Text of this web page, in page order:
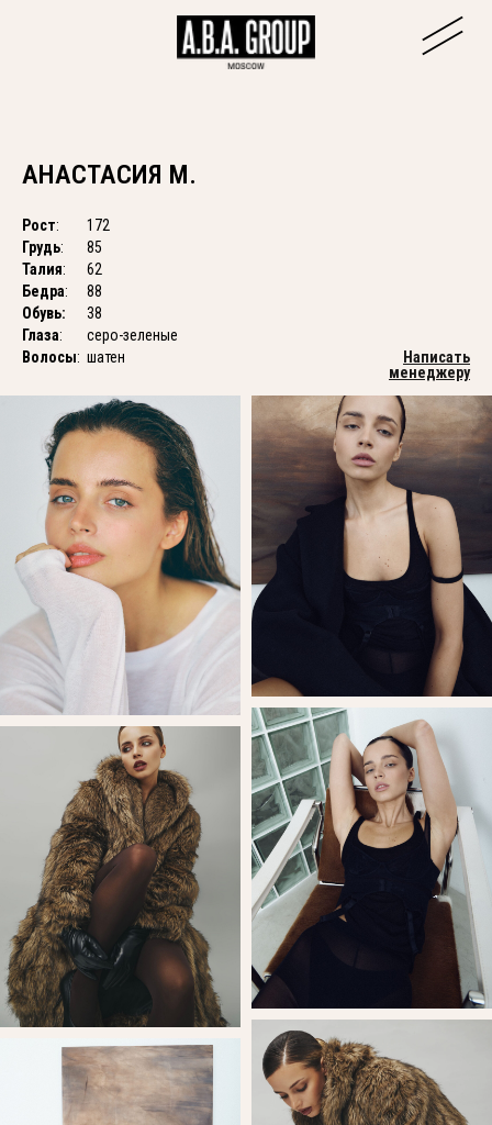
Рост:
Грудь:
Талия:
Бедра:
Обувь:
Глаза:
Волосы:
АНАСТАСИЯ М.
172
85
62
88
38
серо-зеленые
шатен
Написать
менеджеру